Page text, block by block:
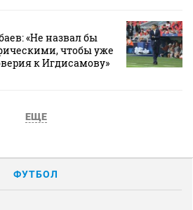
«Не назвал бы
чтобы уже
к Игдисамову»
ЕЩЕ
ФУТБОЛ